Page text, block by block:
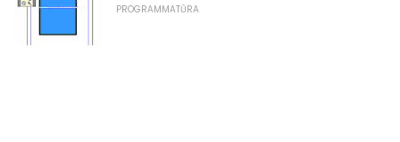
PROGRAMMATŪRA